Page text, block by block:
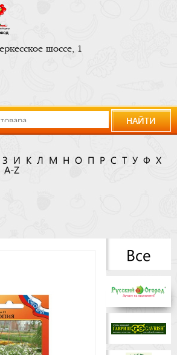
шоссе, 1
НАЙТИ
З И К Л М Н О П Р С Т У Ф
Х
A-Z
Все